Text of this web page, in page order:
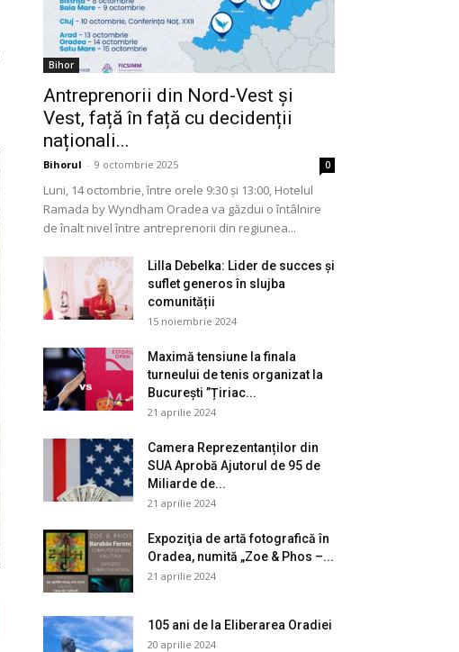
Bihor
Antreprenorii din Nord-Vest și
Vest, față în față cu decidenții
naționali...
Bihorul - 9 octombrie 2025 0
Luni, 14 octombrie, între orele 9:30 și 13:00, Hotelul
Ramada by Wyndham Oradea va găzdui o întâlnire
de înalt nivel între antreprenorii din regiunea...
Lilla Debelka: Lider de succes și
suflet generos în slujba
comunității
15 noiembrie 2024
Maximă tensiune la finala
turneului de tenis organizat la
București ”Țiriac...
21 aprilie 2024
Camera Reprezentanților din
SUA Aprobă Ajutorul de 95 de
Miliarde de...
21 aprilie 2024
Expoziţia de artă fotografică în
Oradea, numită „Zoe & Phos –...
21 aprilie 2024
105 ani de la Eliberarea Oradiei
20 aprilie 2024